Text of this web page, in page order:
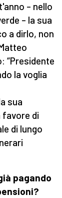
– nello
– la sua
a dirlo, non
“Presidente
la voglia
sua
favore di
di lungo
pagando